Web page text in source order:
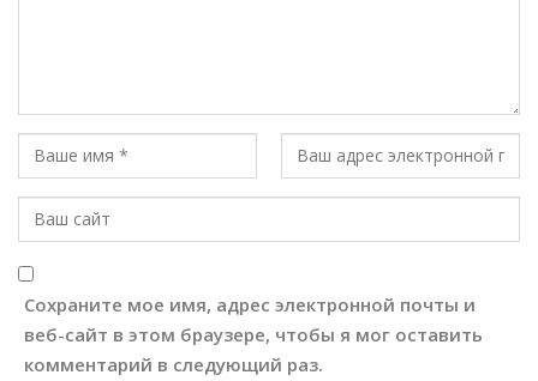
Сохраните мое имя, адрес электронной почты и
веб-сайт в этом браузере, чтобы я мог оставить
комментарий в следующий раз.